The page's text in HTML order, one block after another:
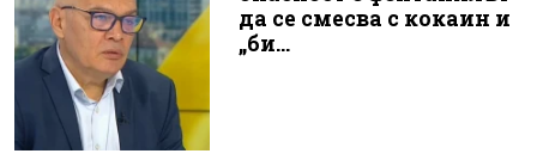
да се смесва с кокаин и
„би...